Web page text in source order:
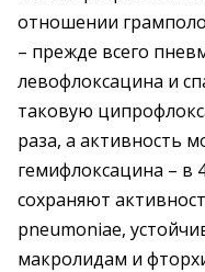
отношении
– прежде всего
левофлоксацина и
таковую
раза, а активность
гемифлоксацина – в
сохраняют
pneumoniae,
макролидам и